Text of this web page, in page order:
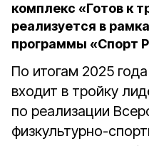
комплекс «Готов к
реализуется в
программы «Спорт
По итогам 2025
входит в тройку
по реализации
физкультурно-